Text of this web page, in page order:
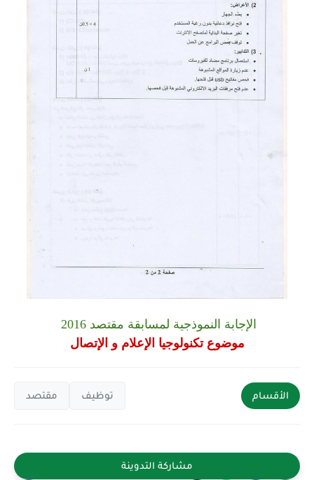
الإجابة النموذجية لمسابقة مقتصد 2016
موضوع تكنولوجيا الإعلام و الإتصال
الأقسام توظيف مقتصد